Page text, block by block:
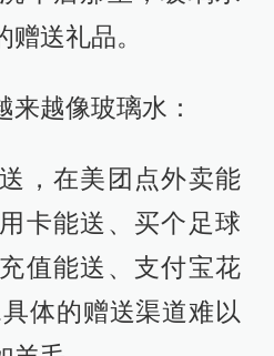
送礼品。
来越像玻璃水：
，在美团点外卖能
卡能送、买个足球
值能送、支付宝花
体的赠送渠道难以